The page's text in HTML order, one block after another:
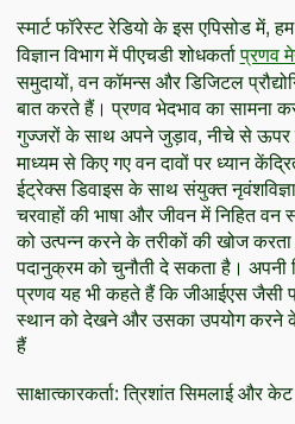
स्मार्ट फॉरेस्ट रेडियो के इस एपिसोड में,
विज्ञान विभाग में पीएचडी शोधकर्ताप्रणव
समुदायों, वन कॉमन्स और डिजिटल
बात करते हैं। प्रणव भेदभाव का सामना
गुज्जरों के साथ अपने जुड़ाव, नीचे से ऊपर
माध्यम से किए गए वन दावों पर ध्यान
ईट्रेक्स डिवाइस के साथ संयुक्त
चरवाहों की भाषा और जीवन में निहित
को उत्पन्न करने के तरीकों की खोज
पदानुक्रम को चुनौती दे सकता है। अपनी
प्रणव यह भी कहते हैं कि जीआईएस जैसी
स्थान को देखने और उसका उपयोग करने
हैं
साक्षात्कारकर्ता: त्रिशांत सिमलाई और